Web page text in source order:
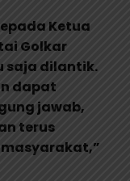
Ketua
Golkar
saja dilantik.
dapat
jawab,
terus